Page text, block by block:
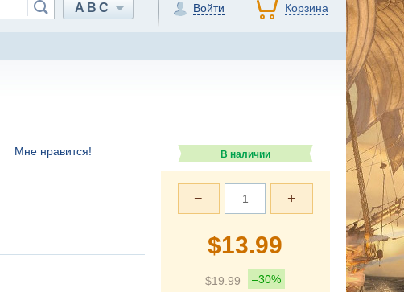
ABC Войти Корзина
Мне нравится! В наличии
+
−
$13.99
$19.99 –30%